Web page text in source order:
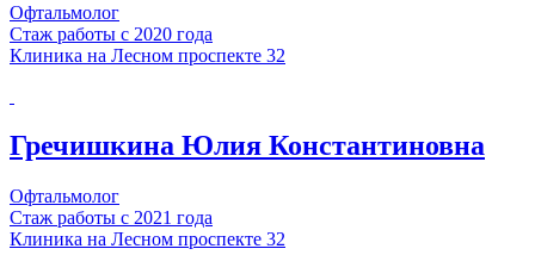
Офтальмолог
Стаж работы с 2020 года
Клиника на Лесном проспекте 32
Гречишкина Юлия Константиновна
Офтальмолог
Стаж работы с 2021 года
Клиника на Лесном проспекте 32